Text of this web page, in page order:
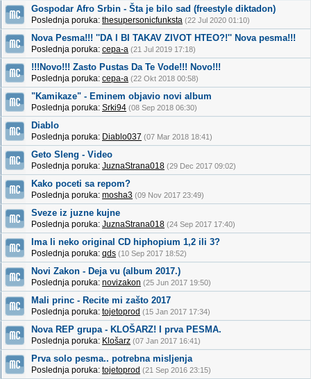
Gospodar Afro Srbin - Šta je bilo sad (freestyle diktadon)
Poslednja poruka: thesupersonicfunksta (22 Jul 2020 01:10)
Nova Pesma!!! ''DA l BI TAKAV ZIVOT HTEO?!'' Nova pesma!!!
Poslednja poruka: cepa-a (21 Jul 2019 17:18)
!!!Novo!!! Zasto Pustas Da Te Vode!!! Novo!!!
Poslednja poruka: cepa-a (22 Okt 2018 00:58)
"Kamikaze" - Eminem objavio novi album
Poslednja poruka: Srki94 (08 Sep 2018 06:30)
Diablo
Poslednja poruka: Diablo037 (07 Mar 2018 18:41)
Geto Sleng - Video
Poslednja poruka: JuznaStrana018 (29 Dec 2017 09:02)
Kako poceti sa repom?
Poslednja poruka: mosha3 (09 Nov 2017 23:49)
Sveze iz juzne kujne
Poslednja poruka: JuznaStrana018 (24 Sep 2017 17:40)
Ima li neko original CD hiphopium 1,2 ili 3?
Poslednja poruka: qds (10 Sep 2017 18:52)
Novi Zakon - Deja vu (album 2017.)
Poslednja poruka: novizakon (25 Jun 2017 19:50)
Mali princ - Recite mi zašto 2017
Poslednja poruka: tojetoprod (15 Jan 2017 17:34)
Nova REP grupa - KLOŠARZ! I prva PESMA.
Poslednja poruka: Klošarz (07 Jan 2017 16:41)
Prva solo pesma.. potrebna misljenja
Poslednja poruka: tojetoprod (21 Sep 2016 23:15)